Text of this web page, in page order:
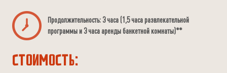
Продолжительность: 3 часа (1,5 часа развлекательной
программы и 3 часа аренды банкетной комнаты)**
Стоимость: